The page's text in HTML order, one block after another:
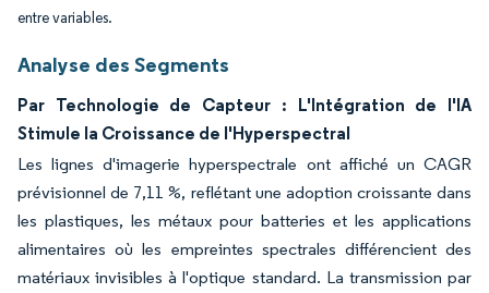
entre variables.
Analyse des Segments
Par Technologie de Capteur : L'Intégration de l'IA
Stimule la Croissance de l'Hyperspectral
Les lignes d'imagerie hyperspectrale ont affiché un CAGR
prévisionnel de 7,11 %, reflétant une adoption croissante dans
les plastiques, les métaux pour batteries et les applications
alimentaires où les empreintes spectrales différencient des
matériaux invisibles à l'optique standard. La transmission par